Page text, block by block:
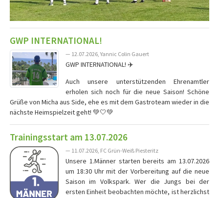
GWP INTERNATIONAL!
— 12.07.2026, Yannic Colin Gauert
GWP INTERNATIONAL! ✈️
Auch unsere unterstützenden Ehrenamtler
erholen sich noch für die neue Saison! Schöne
Grüße von Micha aus Side, ehe es mit dem Gastroteam wieder in die
nächste Heimspielzeit geht! 💚🤍💚
Trainingsstart am 13.07.2026
— 11.07.2026, FC Grün-Weiß Piesteritz
Unsere 1.Männer starten bereits am 13.07.2026
um 18:30 Uhr mit der Vorbereitung auf die neue
Saison im Volkspark. Wer die Jungs bei der
ersten Einheit beobachten möchte, ist herzlichst